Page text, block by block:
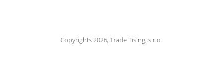
Copyrights 2026, Trade Tising, s.r.o.